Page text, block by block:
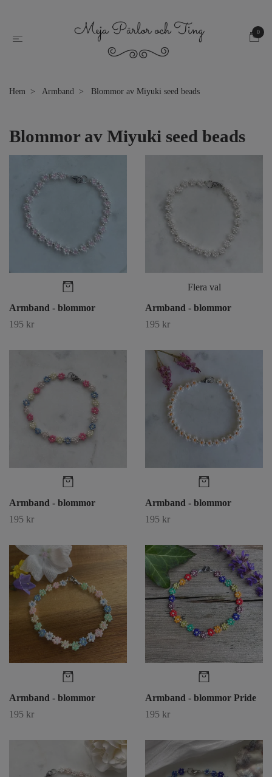
0
Hem Armband Blommor av Miyuki seed beads
Blommor av Miyuki seed beads
Armband - blommor
195 kr
Flera val
Armband - blommor
195 kr
Armband - blommor
195 kr
Armband - blommor
195 kr
Armband - blommor
195 kr
Armband - blommor Pride
195 kr